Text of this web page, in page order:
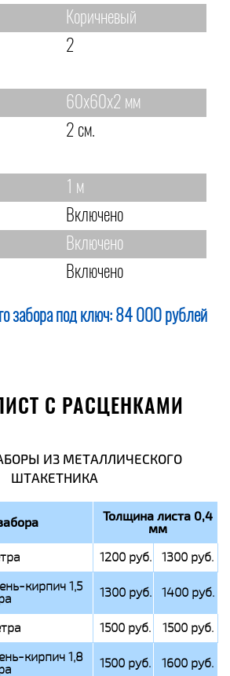
Коричневый
2
60х60х2 мм
2 см.
1 м
Включено
Включено
Включено
забора под ключ: 84 000 рублей
С РАСЦЕНКАМИ
ИЗ МЕТАЛЛИЧЕСКОГО
ШТАКЕТНИКА
Толщина листа 0,4
мм
1200 руб.
1300 руб.
кирпич 1,5
1300 руб. 1400 руб.
1500 руб.
1500 руб.
кирпич 1,8
1500 руб. 1600 руб.